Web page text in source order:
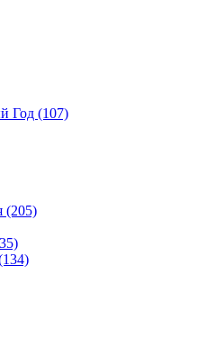
Год (107)
(205)